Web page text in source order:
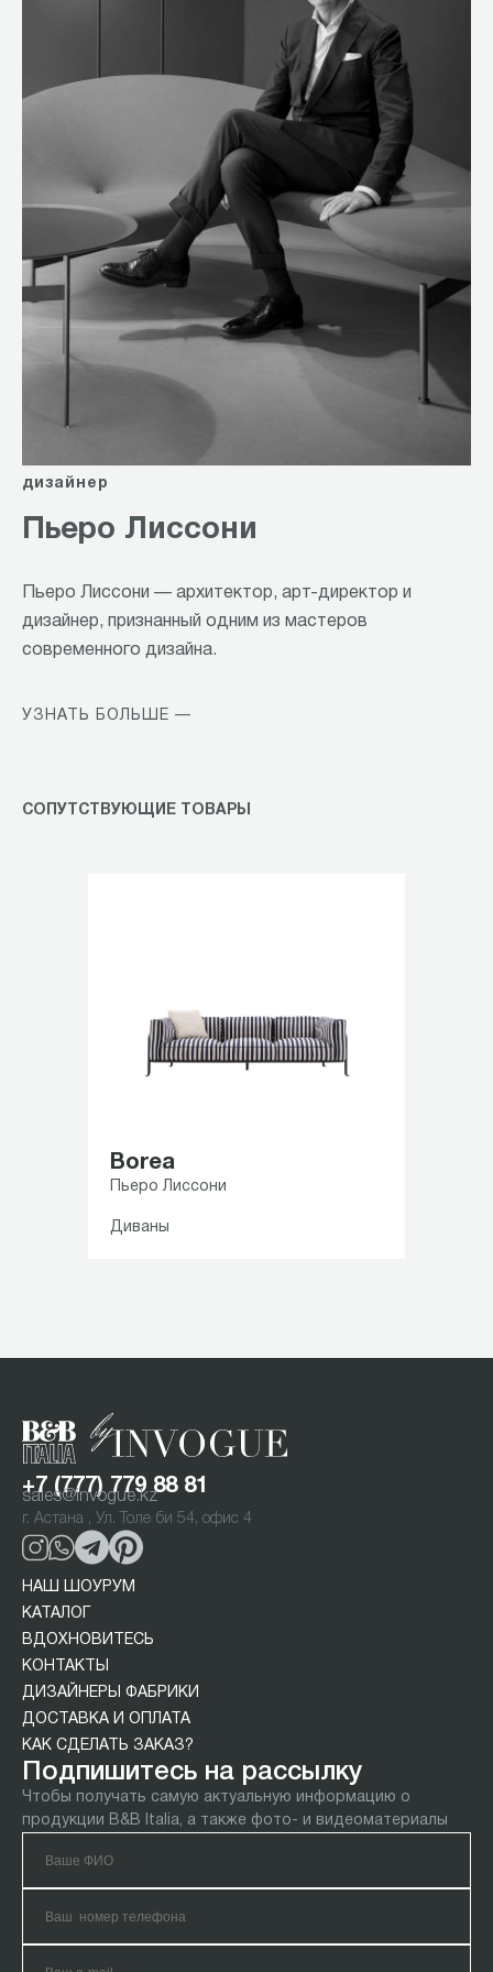
дизайнер
Пьеро Лиссони
Пьеро Лиссони — архитектор, арт-директор и
дизайнер, признанный одним из мастеров
современного дизайна.
УЗНАТЬ БОЛЬШЕ —
СОПУТСТВУЮЩИЕ ТОВАРЫ
Borea
Пьеро Лиссони
Диваны
+7 (777) 779 88 81
sales@invogue.kz
г. Астана , Ул. Толе би 54, офис 4
НАШ ШОУРУМ
КАТАЛОГ
ВДОХНОВИТЕСЬ
КОНТАКТЫ
ДИЗАЙНЕРЫ ФАБРИКИ
ДОСТАВКА И ОПЛАТА
КАК СДЕЛАТЬ ЗАКАЗ?
Подпишитесь на рассылку
Чтобы получать самую актуальную информацию о
продукции B&B Italia, а также фото- и видеоматериалы